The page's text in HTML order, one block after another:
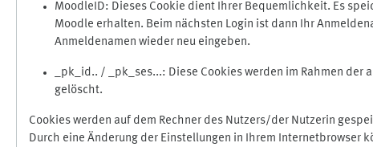
MoodleID: Dieses Cookie dient Ihrer Bequemlichkeit. Es
Moodle erhalten. Beim nächsten Login ist dann Ihr
Anmeldenamen wieder neu eingeben.
_pk_id.. / _pk_ses...: Diese Cookies werden im Rahmen
gelöscht.
Cookies werden auf dem Rechner des Nutzers/der Nutzerin
Durch eine Änderung der Einstellungen in Ihrem Internetbrowser